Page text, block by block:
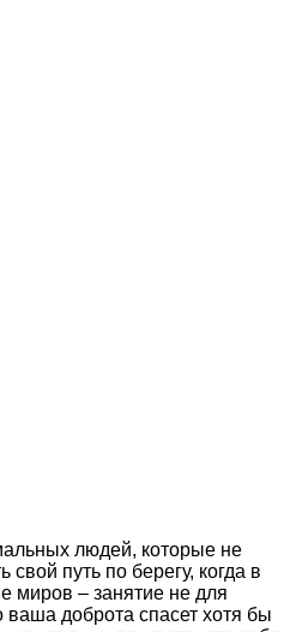
людей, которые не
свой путь по берегу, когда в
миров – занятие не для
доброта спасет хотя бы